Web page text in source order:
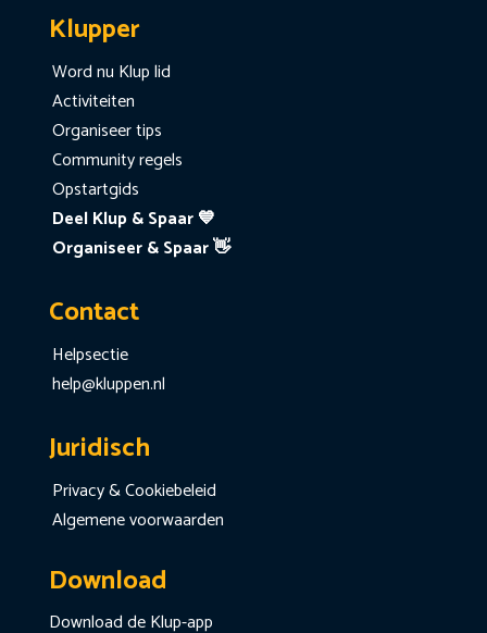
Klupper
Word nu Klup lid
Activiteiten
Organiseer tips
Community regels
Opstartgids
Deel Klup & Spaar 💙
Organiseer & Spaar 👋
Contact
Helpsectie
help@kluppen.nl
Juridisch
Privacy & Cookiebeleid
Algemene voorwaarden
Download
Download de Klup-app